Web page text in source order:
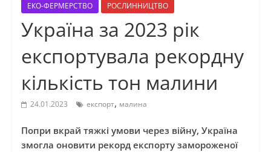
ЕКО-ФЕРМЕРСТВО РОСЛИННИЦТВО
Україна за 2023 рік
експортувала рекордну
кількість тон малини
24.01.2023 експорт, малина
Попри вкрай тяжкі умови через війну, Україна
змогла оновити рекорд експорту замороженої